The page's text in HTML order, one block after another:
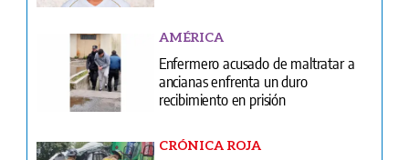
AMÉRICA
Enfermero acusado de maltratar a
ancianas enfrenta un duro
recibimiento en prisión
CRÓNICA ROJA